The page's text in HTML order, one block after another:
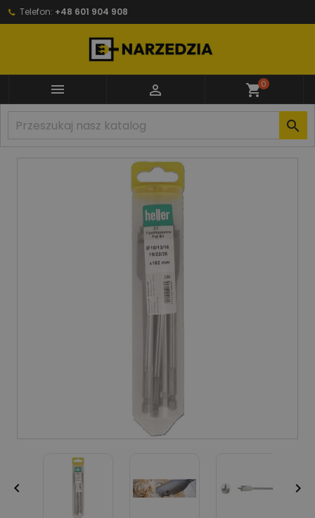
Telefon: +48 601 904 908
  shopping_cart0

 